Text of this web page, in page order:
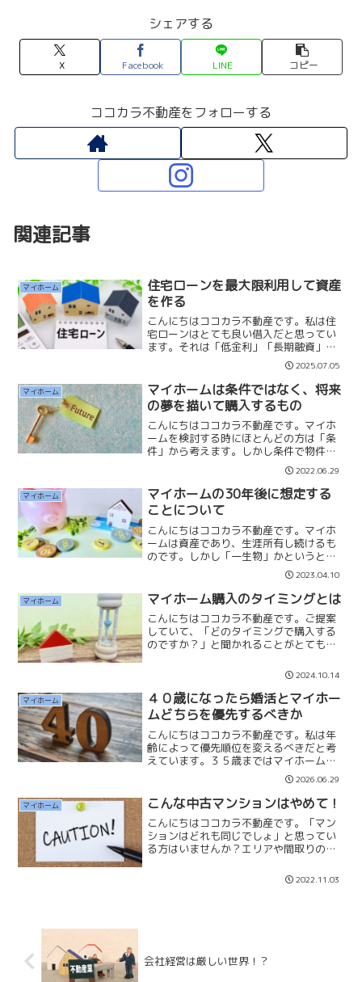
シェアする
X Facebook LINE コピー
ココカラ不動産をフォローする
関連記事
マイホーム
住宅ローンを最大限利用して資産
を作る
こんにちはココカラ不動産です。私は住
宅ローンはとても良い借入だと思ってい
ます。それは「低金利」「長期融資」
「団体信用生命保険付き」だからです。
出来ることなら生涯に渡り借り続けたい
です。そして住宅ローンの制度を使い資
産を膨らませようと考えます...
2025.07.05
マイホーム
マイホームは条件ではなく、将来
の夢を描いて購入するもの
こんにちはココカラ不動産です。マイホ
ームを検討する時にほとんどの方は「条
件」から考えます。しかし条件で物件を
探して満足するマイホームが手に入るの
でしょうか？満足とは生活の充実感で
す。・家族でどんな暮らしがしたいの
か？・夫婦の趣味や好きなこと...
2022.06.29
マイホーム
マイホームの30年後に想定する
ことについて
こんにちはココカラ不動産です。マイホ
ームは資産であり、生涯所有し続けるも
のです。しかし「一生物」かというとそ
うではありません。戸建住宅は築30年に
なれば屋根や外壁は傷み、雨漏りもして
きてしまいます。マンションも室内の設
備は壊れてくるでしょう...
2023.04.10
マイホーム マイホーム購入のタイミングとは
こんにちはココカラ不動産です。ご提案
していて、「どのタイミングで購入する
のですか？」と聞かれることがとてもあ
グなどはありません。一番わかりやすく
言うと「誰かに取られたくない」と思っ
た物件なら購入しても良い...
2024.10.14
マイホーム
４０歳になったら婚活とマイホー
ムどちらを優先するべきか
こんにちはココカラ不動産です。私は年
齢によって優先順位を変えるべきだと考
えています。３５歳まではマイホームの
ことなど考えずに「婚活」にフルベット
して良いと思っていますが、３５歳を過
ぎたあたりからはマイホーム購入を婚活
より先にすることも良いと...
2026.06.29
マイホーム こんな中古マンションはやめて！
こんにちはココカラ不動産です。「マン
ションはどれも同じでしょ」と思ってい
る方はいませんか？エリアや間取りの好
思いますが、出来れば購入を避けたい中
古マンションがあります。私がお客様に
2022.11.03
会社経営は厳しい世界！？